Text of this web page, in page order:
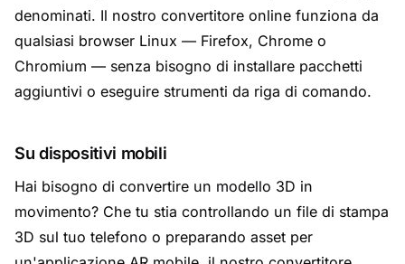
denominati. Il nostro convertitore online funziona da
qualsiasi browser Linux — Firefox, Chrome o
Chromium — senza bisogno di installare pacchetti
aggiuntivi o eseguire strumenti da riga di comando.
Su dispositivi mobili
Hai bisogno di convertire un modello 3D in
movimento? Che tu stia controllando un file di stampa
3D sul tuo telefono o preparando asset per